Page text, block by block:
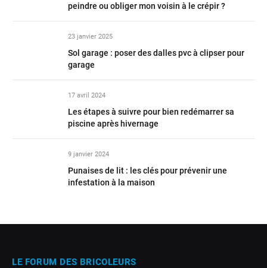
peindre ou obliger mon voisin à le crépir ?
23 janvier 2025
Sol garage : poser des dalles pvc à clipser pour
garage
17 avril 2024
Les étapes à suivre pour bien redémarrer sa
piscine après hivernage
9 janvier 2024
Punaises de lit : les clés pour prévenir une
infestation à la maison
LE FORUM DES BRICOLEURS